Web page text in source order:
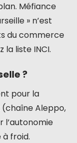
Méfiance
» n’est
du commerce
la liste INCI.
?
pour la
(chaîne Aleppo,
l’autonomie
froid.